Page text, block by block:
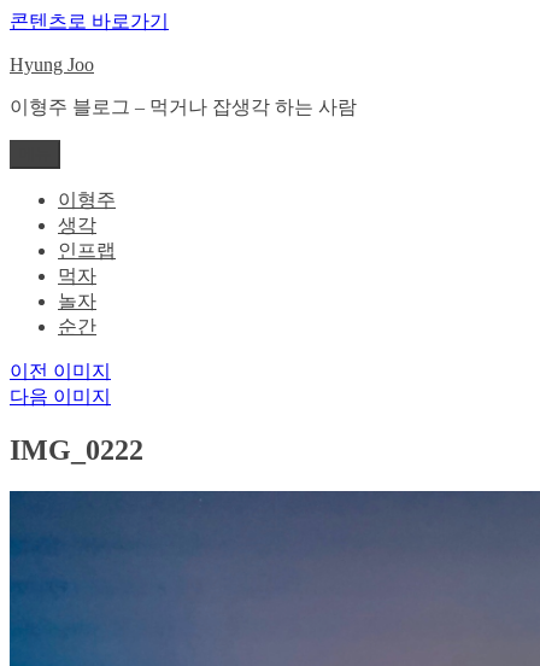
콘텐츠로 바로가기
Hyung Joo
이형주 블로그 – 먹거나 잡생각 하는 사람
이형주
생각
인프랩
먹자
놀자
순간
이전 이미지
다음 이미지
IMG_0222